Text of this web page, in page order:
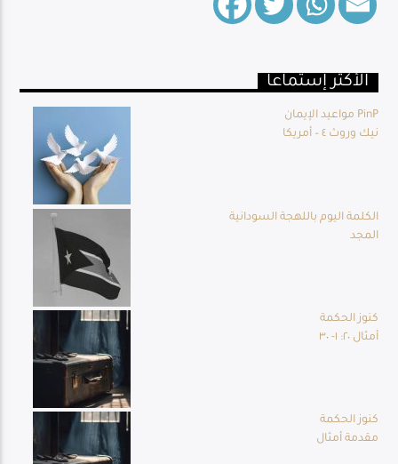
الأكثر إستماعا
مواعيد الإيمان PinP
نيك وروث ٤ – أمريكا
الكلمة اليوم باللهجة السودانية
المجد
كنوز الحكمة
أمثال ٢٠: ١- ٣٠
كنوز الحكمة
مقدمة أمثال